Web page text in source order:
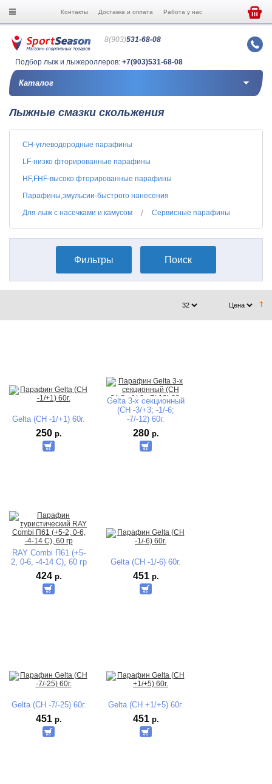
Контакты Доставка и оплата Работа у нас
8(903)531-68-08
Подбор лыж и лыжероллеров: +7(903)531-68-08
Каталог
Лыжные смазки скольжения
CH-углеводородные парафины
LF-низко фторированные парафины
HF,FHF-высоко фторированные парафины
Парафины,эмульсии-быстрого нанесения
Для лыж с насечками и камусом
Сервисные парафины
Фильтры Поиск
Gelta (CH -1/+1) 60г.
250 р.
Gelta 3-х секционный
(CH -3/+3; -1/-6;
-7/-12) 60г.
280 р.
RAY Combi П61 (+5-
2, 0-6, -4-14 C), 60 гр
424 р.
Gelta (CH -1/-6) 60г.
451 р.
Gelta (CH -7/-25) 60г.
451 р.
Gelta (CH +1/+5) 60г.
451 р.